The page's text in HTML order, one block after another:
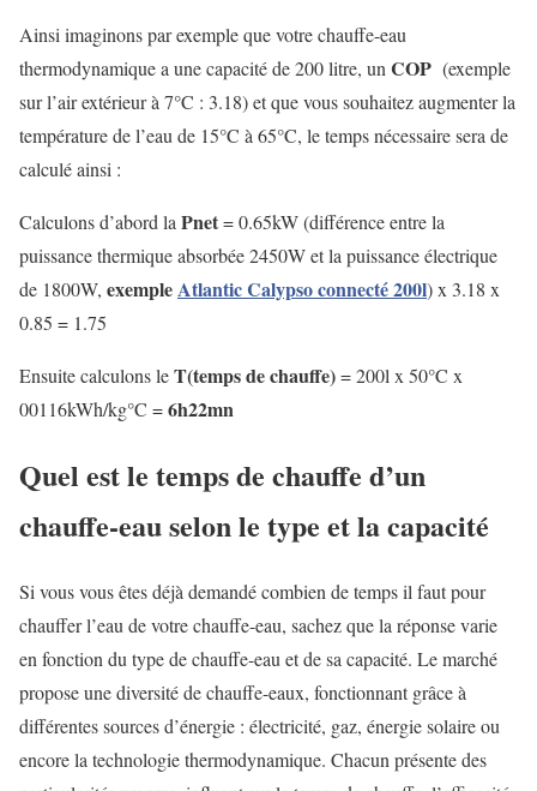
Ainsi imaginons par exemple que votre chauffe-eau
thermodynamique a une capacité de 200 litre, un COP (exemple
sur l’air extérieur à 7°C : 3.18) et que vous souhaitez augmenter la
température de l’eau de 15°C à 65°C, le temps nécessaire sera de
calculé ainsi :
Calculons d’abord la Pnet= 0.65kW (différence entre la
puissance thermique absorbée 2450W et la puissance électrique
de 1800W, exempleAtlantic Calypso connecté 200l) x 3.18 x
0.85 = 1.75
Ensuite calculons leT(temps de chauffe)= 200l x 50°C x
00116kWh/kg°C =6h22mn
Quel est le temps de chauffe d’un
chauffe-eau selon le type et la capacité
Si vous vous êtes déjà demandé combien de temps il faut pour
chauffer l’eau de votre chauffe-eau, sachez que la réponse varie
en fonction du type de chauffe-eau et de sa capacité. Le marché
propose une diversité de chauffe-eaux, fonctionnant grâce à
différentes sources d’énergie : électricité, gaz, énergie solaire ou
encore la technologie thermodynamique. Chacun présente des